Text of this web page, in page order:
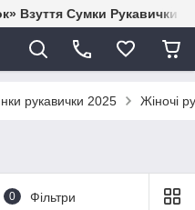
Взуття Сумки Рукавички
рукавички 2025 Жіночі
0 Фільтри